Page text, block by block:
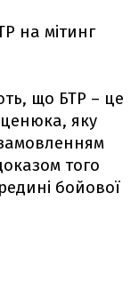
на мітинг
що БТР – це
яку
того
бойової